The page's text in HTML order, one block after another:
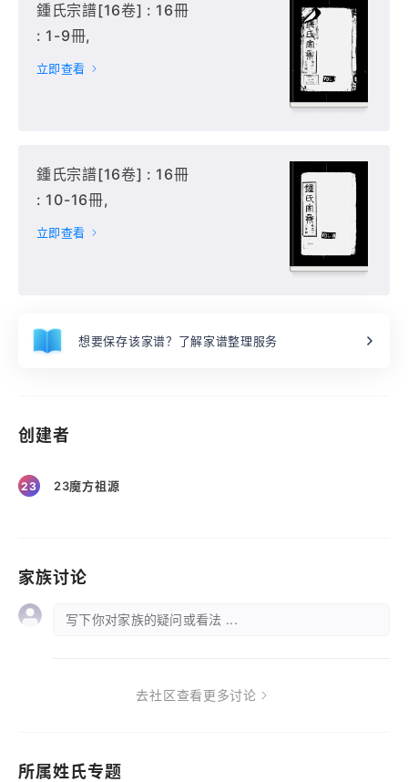
鍾氏宗譜[16卷] : 16冊
: 1-9冊,
立即查看
鍾氏宗譜[16卷] : 16冊
: 10-16冊,
立即查看
想要保存该家谱？了解家谱整理服务
创建者
23 23魔方祖源
家族讨论
写下你对家族的疑问或看法 ...
去社区查看更多讨论
所属姓氏专题